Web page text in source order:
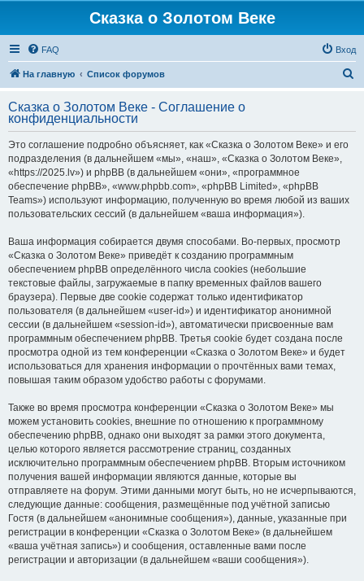
Сказка о Золотом Веке
FAQ Вход
На главную Список форумов
с
Сказка о Золотом Веке - Соглашение о
конфиденциальности
Это соглашение подробно объясняет, как «Сказка о Золотом Веке» и его
подразделения (в дальнейшем «мы», «наш», «Сказка о Золотом Веке»,
«https://2025.lv») и phpBB (в дальнейшем «они», «программное
обеспечение phpBB», «www.phpbb.com», «phpBB Limited», «phpBB
Teams») используют информацию, полученную во время любой из ваших
пользовательских сессий (в дальнейшем «ваша информация»).
Ваша информация собирается двумя способами. Во-первых, просмотр
«Сказка о Золотом Веке» приведёт к созданию программным
обеспечением phpBB определённого числа cookies (небольшие
текстовые файлы, загружаемые в папку временных файлов вашего
браузера). Первые две cookie содержат только идентификатор
пользователя (в дальнейшем «user-id») и идентификатор анонимной
сессии (в дальнейшем «session-id»), автоматически присвоенные вам
программным обеспечением phpBB. Третья cookie будет создана после
просмотра одной из тем конференции «Сказка о Золотом Веке» и будет
использоваться для хранения информации о прочтённых вами темах,
повышая таким образом удобство работы с форумами.
Также во время просмотра конференции «Сказка о Золотом Веке» мы
можем установить cookies, внешние по отношению к программному
обеспечению phpBB, однако они выходят за рамки этого документа,
целью которого является рассмотрение страниц, созданных
исключительно программным обеспечением phpBB. Вторым источником
получения вашей информации являются данные, которые вы
отправляете на форум. Этими данными могут быть, но не исчерпываются,
следующие данные: сообщения, размещённые под учётной записью
Гостя (в дальнейшем «анонимные сообщения»), данные, указанные при
регистрации в конференции «Сказка о Золотом Веке» (в дальнейшем
«ваша учётная запись») и сообщения, оставленные вами после
регистрации и авторизации (в дальнейшем «ваши сообщения»).